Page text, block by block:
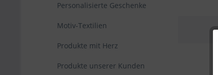
Personalisierte Geschenke
Motiv-Textilien
Produkte mit Herz
Produkte unserer Kunden